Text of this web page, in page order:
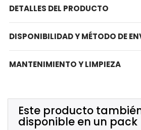
DETALLES DEL PRODUCTO
DISPONIBILIDAD Y MÉTODO DE
MANTENIMIENTO Y LIMPIEZA
Este producto
disponible en un pack